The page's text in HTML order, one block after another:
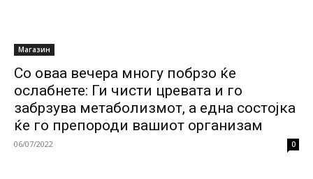
Магазин
Со оваа вечера многу побрзо ќе
ослабнете: Ги чисти цревата и го
забрзува метаболизмот, а една состојка
ќе го препороди вашиот организам
06/07/2022 0